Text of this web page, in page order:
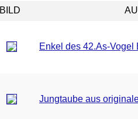
BILD
Enkel des 42.As-Vogel
Jungtaube aus